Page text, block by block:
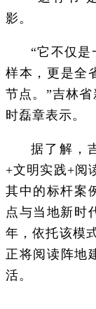
影。
“它不仅是
样本，更是全
节点。”吉林
时磊章表示。
据了解，
+文明实践+阅
其中的标杆案
点与当地新时
年，依托该模
正将阅读阵地
活。